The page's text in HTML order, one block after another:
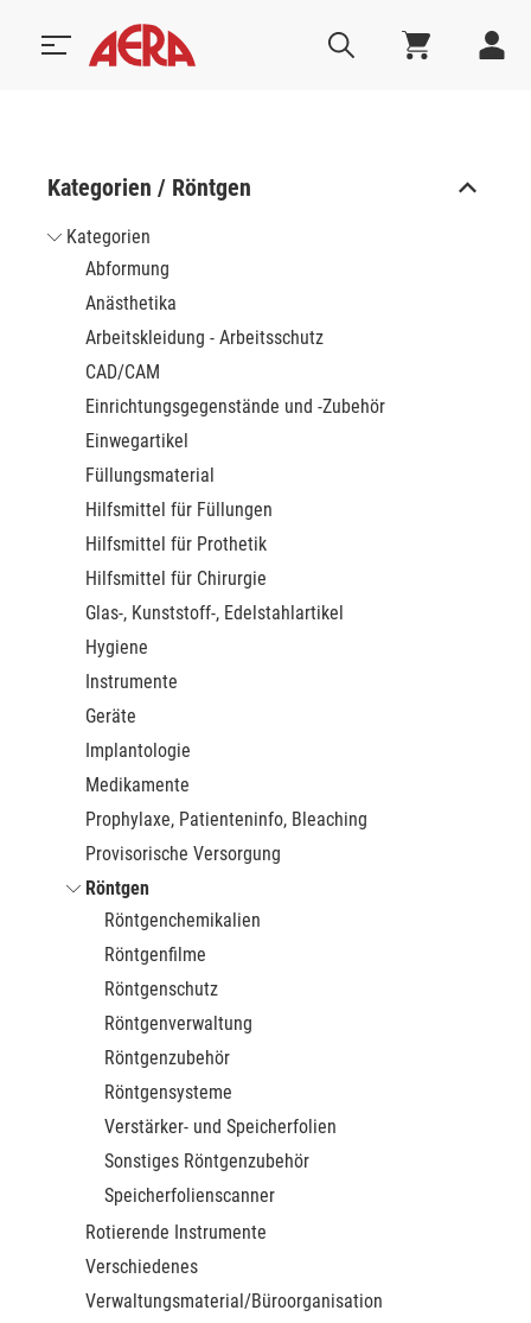
Kategorien / Röntgen
Kategorien
Abformung
Anästhetika
Arbeitskleidung - Arbeitsschutz
CAD/CAM
Einrichtungsgegenstände und -Zubehör
Einwegartikel
Füllungsmaterial
Hilfsmittel für Füllungen
Hilfsmittel für Prothetik
Hilfsmittel für Chirurgie
Glas-, Kunststoff-, Edelstahlartikel
Hygiene
Instrumente
Geräte
Implantologie
Medikamente
Prophylaxe, Patienteninfo, Bleaching
Provisorische Versorgung
Röntgen
Röntgenchemikalien
Röntgenfilme
Röntgenschutz
Röntgenverwaltung
Röntgenzubehör
Röntgensysteme
Verstärker- und Speicherfolien
Sonstiges Röntgenzubehör
Speicherfolienscanner
Rotierende Instrumente
Verschiedenes
Verwaltungsmaterial/Büroorganisation